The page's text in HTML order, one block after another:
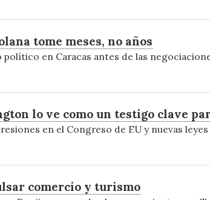
tome meses, no años
en Caracas antes de las
lo ve como un testigo clave
en el Congreso de EU y nuevas
comercio y turismo